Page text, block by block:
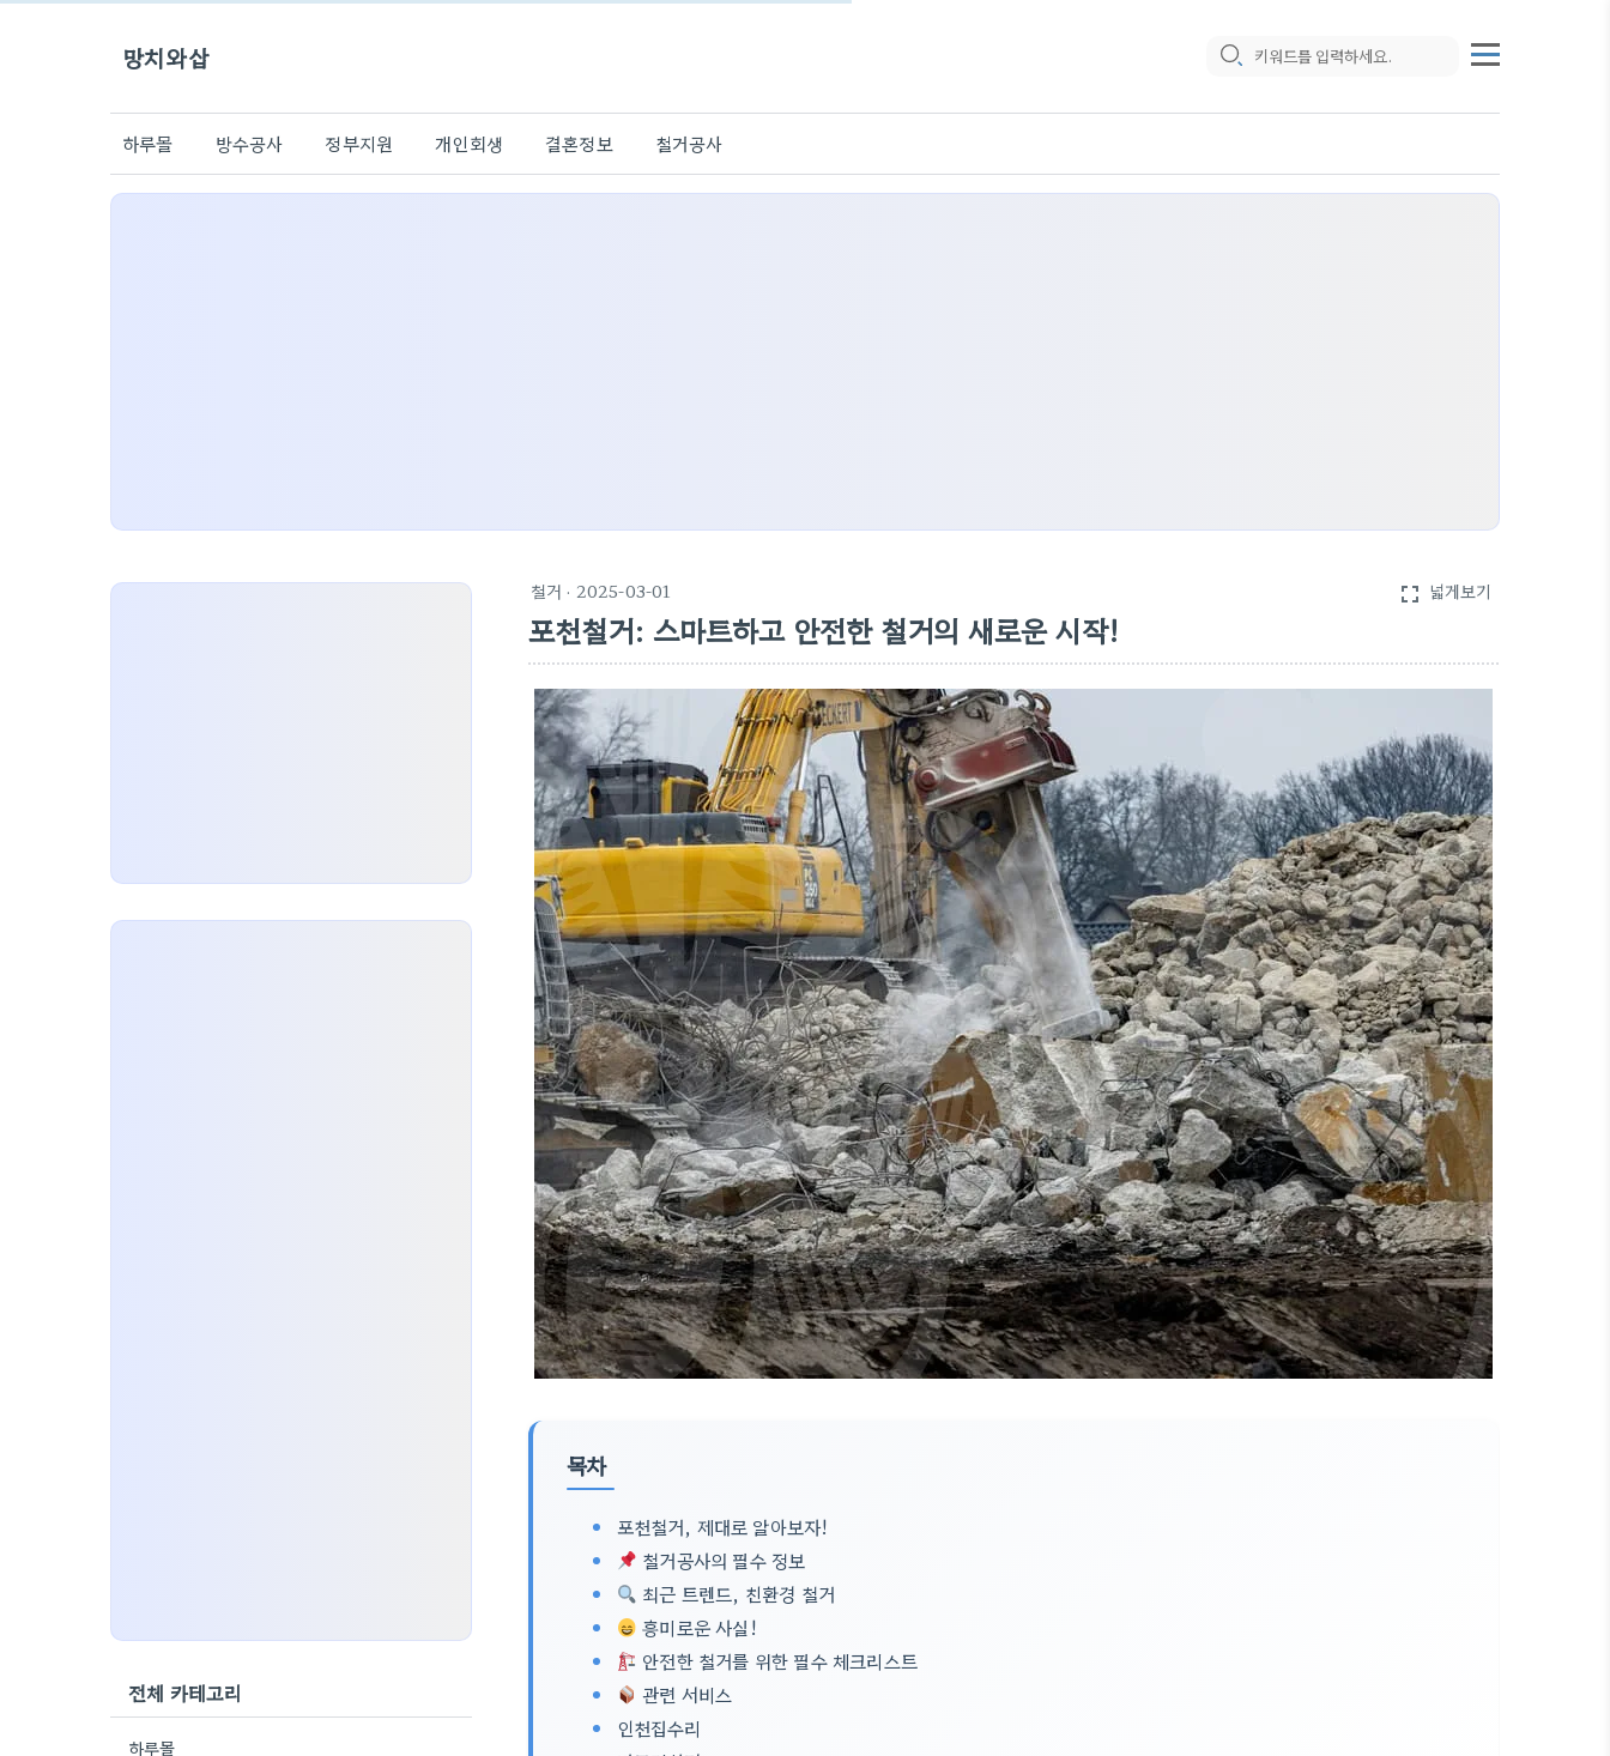
망치와삽
하루몰 방수공사 정부지원 개인회생 결혼정보 철거공사
철거 · 2025-03-01 fullscreen 넓게보기
포천철거: 스마트하고 안전한 철거의 새로운 시작!
목차
포천철거, 제대로 알아보자!
철거공사의 필수 정보
최근 트렌드, 친환경 철거
흥미로운 사실!
안전한 철거를 위한 필수 체크리스트
관련 서비스
인천집수리
전체 카테고리
하루몰